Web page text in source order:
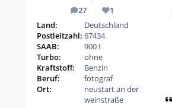
27
Beiträge 1
Reputation
Land:
Deutschland
Postleitzahl: 67434
SAAB:
900 I
Turbo:
ohne
Kraftstoff:
Benzin
Beruf:
fotograf
Ort:
neustart an der
weinstraße